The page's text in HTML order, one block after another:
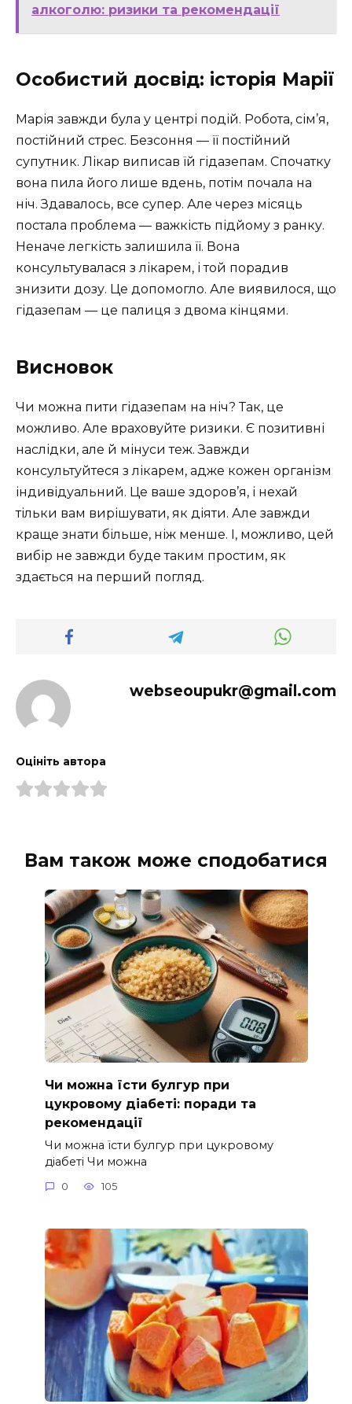
алкоголю: ризики та рекомендації
Особистий досвід: історія Марії
Марія завжди була у центрі подій. Робота, сім’я,
постійний стрес. Безсоння — її постійний
супутник. Лікар виписав їй гідазепам. Спочатку
вона пила його лише вдень, потім почала на
ніч. Здавалось, все супер. Але через місяць
постала проблема — важкість підйому з ранку.
Неначе легкість залишила її. Вона
консультувалася з лікарем, і той порадив
знизити дозу. Це допомогло. Але виявилося, що
гідазепам — це палиця з двома кінцями.
Висновок
Чи можна пити гідазепам на ніч? Так, це
можливо. Але враховуйте ризики. Є позитивні
наслідки, але й мінуси теж. Завжди
консультуйтеся з лікарем, адже кожен організм
індивідуальний. Це ваше здоров’я, і нехай
тільки вам вирішувати, як діяти. Але завжди
краще знати більше, ніж менше. І, можливо, цей
вибір не завжди буде таким простим, як
здається на перший погляд.
webseoupukr@gmail.com
Оцініть автора
Вам також може сподобатися
Чи можна їсти булгур при
цукровому діабеті: поради та
рекомендації
Чи можна їсти булгур при цукровому
діабеті Чи можна
0 105